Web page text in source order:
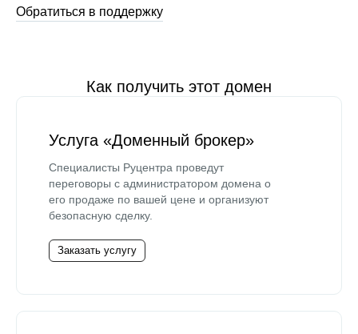
Обратиться в поддержку
Как получить этот домен
Услуга «Доменный брокер»
Специалисты Руцентра проведут
переговоры с администратором домена о
его продаже по вашей цене и организуют
безопасную сделку.
Заказать услугу